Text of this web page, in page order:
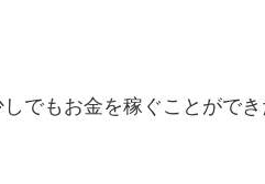
でもお金を稼ぐことがで